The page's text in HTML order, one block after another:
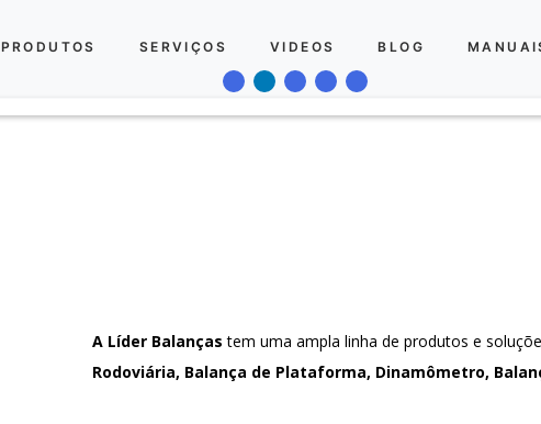
PRODUTOS SERVIÇOS VIDEOS BLOG
A Líder Balanças tem uma ampla linha de produtos e
Rodoviária, Balança de Plataforma, Dinamômetro,